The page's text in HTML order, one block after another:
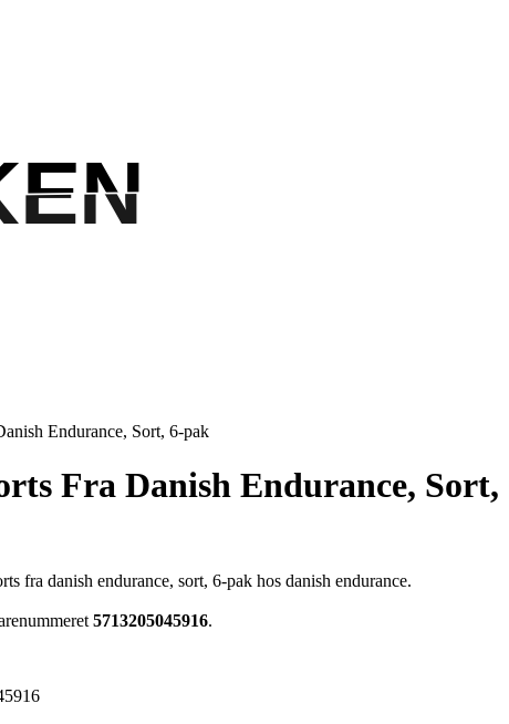
Endurance, Sort, 6-pak
Fra Danish Endurance, Sort,
fra danish endurance, sort, 6-pak hos danish endurance.
5713205045916.